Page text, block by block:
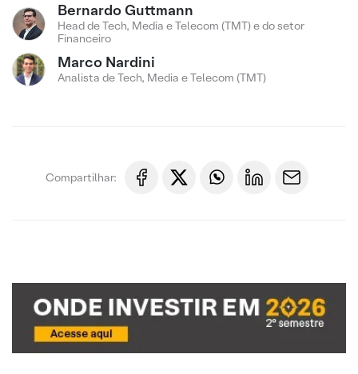
Bernardo Guttmann
Head de Tech, Media e Telecom (TMT) e do setor
Financeiro
Marco Nardini
Analista de Tech, Media e Telecom (TMT)
Compartilhar: